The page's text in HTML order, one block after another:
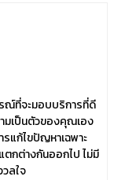
ณ์ที่จะมอบบริการที่ดี
มเป็นตัวของคุณเอง
รแก้ไขปัญหาเฉพาะ
กต่างกันออกไป ไม่มี
ลใจ